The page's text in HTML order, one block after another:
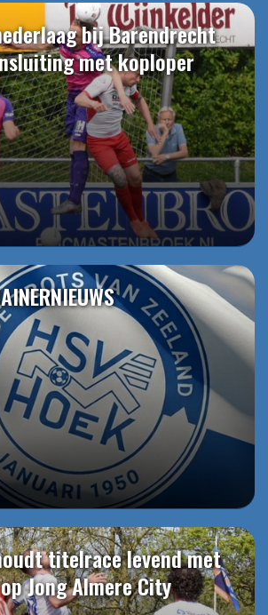
bij Barendrecht
met koploper
titelrace levend met
Jong Almere City